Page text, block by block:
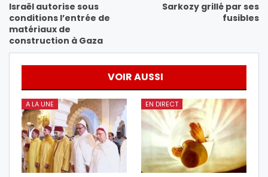
Israël autorise sous
conditions l’entrée de
matériaux de
construction à Gaza
Sarkozy grillé par ses
fusibles
VOIR AUSSI
A LA UNE EN DIRECT